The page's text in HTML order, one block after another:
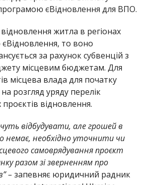
єВідновлення для ВПО.
житла в регіонах
то воно
за рахунок субвенцій з
місцевим бюджетам. Для
місцева влада для початку
розгляд уряду перелік
відновлення.
відбудувати, але грошей в
немає, необхідно уточнити чи
самоврядування проєкт
разом зі зверненням про
– запевняє юридичний радник